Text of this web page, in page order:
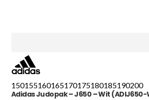
150155160165170175180185190200
Adidas Judopak – J650 – Wit (ADIJ650-